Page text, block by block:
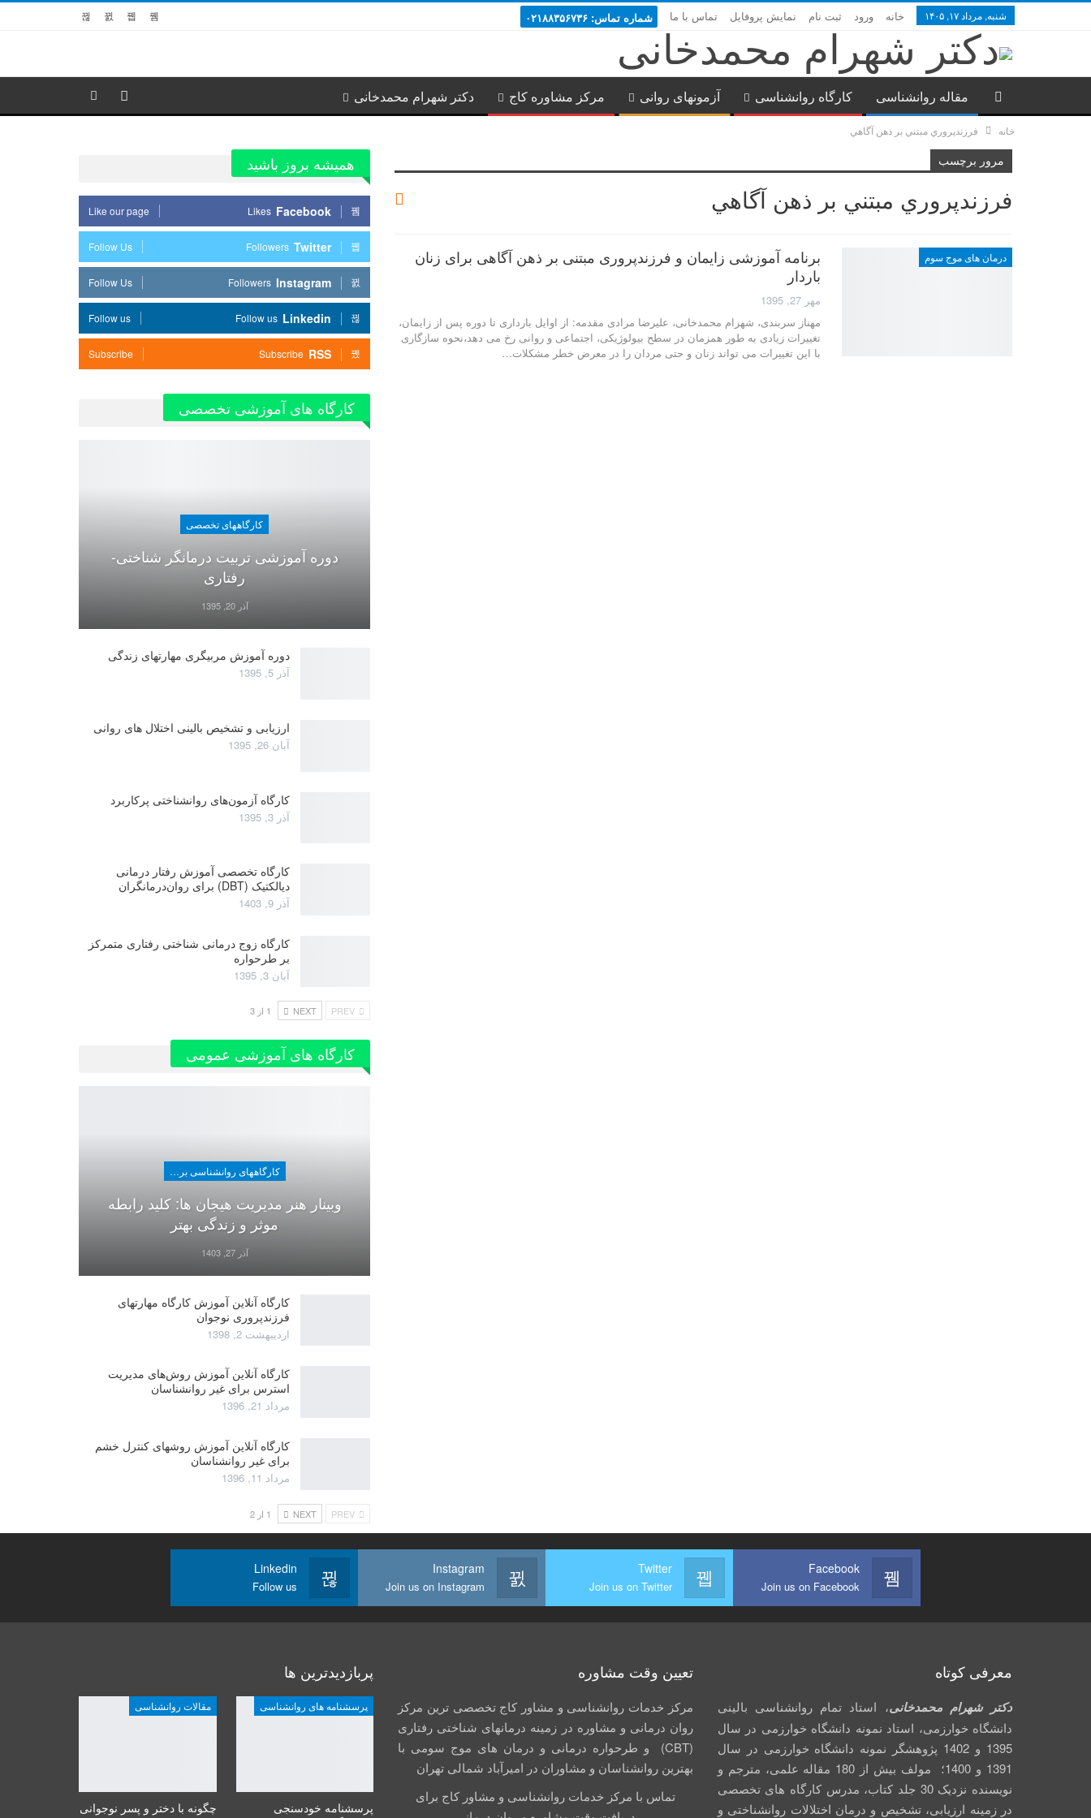
شنبه, مرداد ۱۷, ۱۴۰۵ خانه ورود ثبت نام نمایش پروفایل تماس با ما شماره تماس: ۰۲۱۸۸۳۵۶۷۳۶
مقاله روانشناسی کارگاه روانشناسی آزمونهای روانی مرکز مشاوره کاج دکتر شهرام محمدخانی
خانه فرزندپروري مبتني بر ذهن آگاهي
مرور برچسب
فرزندپروري مبتني بر ذهن آگاهي
درمان های موج سوم
برنامه آموزشی زایمان و فرزندپروری مبتنی بر ذهن آگاهی برای زنان
باردار
مهر 27, 1395
مهناز سربندی، شهرام محمدخانی، علیرضا مرادی مقدمه: از اوایل بارداری تا دوره پس از زایمان،
تغییرات زیادی به طور همزمان در سطح بیولوژیکی، اجتماعی و روانی رخ می دهد،نحوه سازگاری
با این تغییرات می تواند زنان و حتی مردان را در معرض خطر مشکلات…
همیشه بروز باشید
Facebook
Likes
Like our page
Twitter
Followers
Follow Us
Instagram
Followers
Follow Us
Linkedin
Follow us
Follow us
RSS
Subscribe
Subscribe
کارگاه های آموزشی تخصصی
کارگاههای تخصصی
دوره آموزشی تربیت درمانگر شناختی-
رفتاری
آذر 20, 1395
دوره آموزش مربیگری مهارتهای زندگی
آذر 5, 1395
ارزیابی و تشخیص بالینی اختلال های روانی
آبان 26, 1395
کارگاه آزمون‌های روانشناختی پرکاربرد
آذر 3, 1395
کارگاه تخصصی آموزش رفتار درمانی
دیالکتیک (DBT) برای روان‌درمانگران
آذر 9, 1403
کارگاه زوج‌ درمانی شناختی رفتاری متمرکز
بر طرحواره
آبان 3, 1395
NEXT 1 از 3
کارگاه های آموزشی عمومی
کارگاههای روانشناسی برای عموم
وبینار هنر مدیریت هیجان ها: کلید رابطه
موثر و زندگی بهتر
آذر 27, 1403
کارگاه آنلاین آموزش کارگاه مهارتهای
فرزندپروری نوجوان
اردیبهشت 2, 1398
کارگاه آنلاین آموزش روش‌های مدیریت
استرس برای غیر روانشناسان
مرداد 21, 1396
کارگاه آنلاین آموزش روشهای کنترل خشم
برای غیر روانشناسان
مرداد 11, 1396
NEXT 1 از 2
Facebook
Join us on Facebook
Twitter
Join us on Twitter
Instagram
Join us on Instagram
Linkedin
Follow us
معرفی کوتاه
دکتر شهرام محمدخانی، استاد تمام روانشناسی بالینی
دانشگاه خوارزمی، استاد نمونه دانشگاه خوارزمی در سال
1395 و 1402 پژوهشگر نمونه دانشگاه خوارزمی در سال
1391 و 1400؛ مولف بیش از 180 مقاله علمی، مترجم و
نویسنده نزدیک 30 جلد کتاب، مدرس کارگاه­ های تخصصی
در زمینه ارزیابی، تشخیص و درمان اختلالات روانشناختی و
تعیین وقت مشاوره
مرکز خدمات روانشناسی و مشاور کاج تخصصی‏ ترین مرکز
روان درمانی و مشاوره در زمینه درمان‏های شناختی رفتاری
(CBT) و طرحواره درمانی و درمان های موج سومی با
بهترین روانشناسان و مشاوران در امیرآباد شمالی تهران
تماس با مرکز خدمات روانشناسی و مشاور کاج برای
پربازدیدترین ها
پرسشنامه های روانشناسی
پرسشنامه خودسنجی
مقالات روانشناسی
چگونه با دختر و پسر نوجوانی